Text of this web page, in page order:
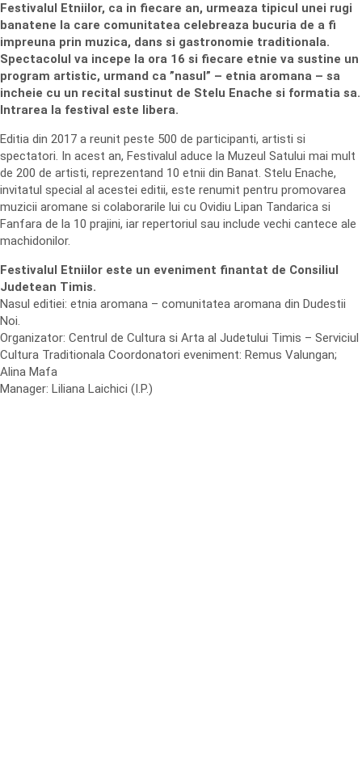
Festivalul Etniilor, ca in fiecare an, urmeaza tipicul unei rugi
banatene la care comunitatea celebreaza bucuria de a fi
impreuna prin muzica, dans si gastronomie traditionala.
Spectacolul va incepe la ora 16 si fiecare etnie va sustine un
program artistic, urmand ca ”nasul” – etnia aromana – sa
incheie cu un recital sustinut de Stelu Enache si formatia sa.
Intrarea la festival este libera.
Editia din 2017 a reunit peste 500 de participanti, artisti si
spectatori. In acest an, Festivalul aduce la Muzeul Satului mai mult
de 200 de artisti, reprezentand 10 etnii din Banat. Stelu Enache,
invitatul special al acestei editii, este renumit pentru promovarea
muzicii aromane si colaborarile lui cu Ovidiu Lipan Tandarica si
Fanfara de la 10 prajini, iar repertoriul sau include vechi cantece ale
machidonilor.
Festivalul Etniilor este un eveniment finantat de Consiliul
Judetean Timis.
Nasul editiei: etnia aromana – comunitatea aromana din Dudestii
Noi.
Organizator: Centrul de Cultura si Arta al Judetului Timis – Serviciul
Cultura Traditionala Coordonatori eveniment: Remus Valungan;
Alina Mafa
Manager: Liliana Laichici (I.P.)